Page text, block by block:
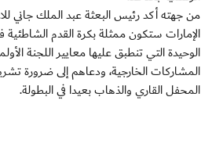
من جهته أكد رئيس البعثة عبد الملك جاني
الإمارات ستكون ممثلة بكرة القدم الشاطئية
الوحيدة التي تنطبق عليها معايير اللجنة
المشاركات الخارجية، ودعاهم إلى ضرورة
المحفل القاري والذهاب بعيدا في البطولة.